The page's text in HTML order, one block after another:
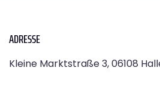
ADRESSE
Kleine Marktstraße 3, 06108